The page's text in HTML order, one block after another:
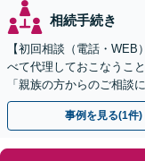
相続手続き
【初回相談（電話・
べて代理しておこなうこ
「親族の方からのご相談
込み【東京都在住以外の
事例を見る(1件)